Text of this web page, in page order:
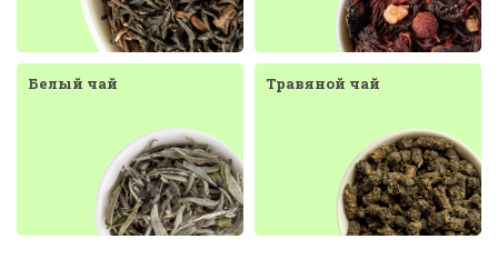
Белый чай Травяной чай